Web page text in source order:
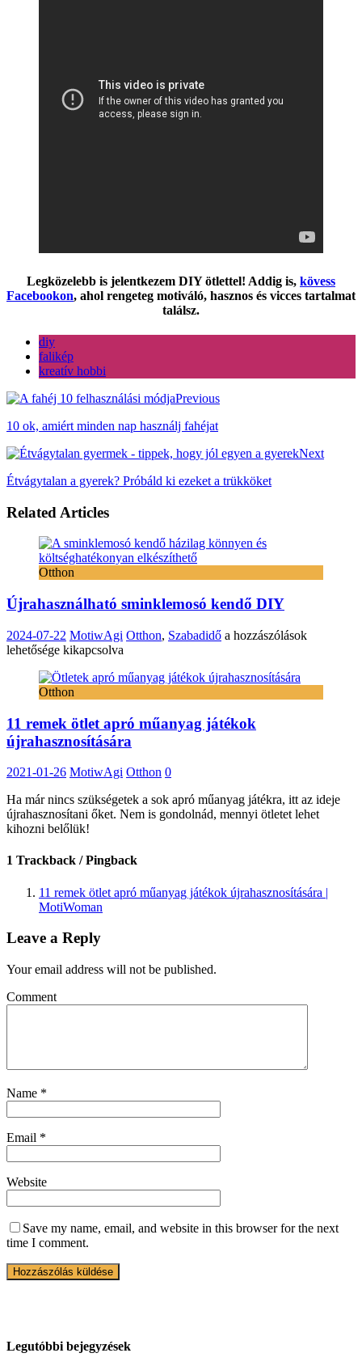
Legközelebb is jelentkezem DIY ötlettel! Addig is, kövess
Facebookon, ahol rengeteg motiváló, hasznos és vicces tartalmat
találsz.
diy
falikép
kreatív hobbi
Previous
10 ok, amiért minden nap használj fahéjat
Next
Étvágytalan a gyerek? Próbáld ki ezeket a trükköket
Related Articles
Otthon
Újrahasználható sminklemosó kendő DIY
2024-07-22 MotiwAgi Otthon, Szabadidő Újrahasználható
DIY
a hozzászólások
lehetősége kikapcsolva
Otthon
11 remek ötlet apró műanyag játékok
újrahasznosítására
2021-01-26 MotiwAgi Otthon 0
Ha már nincs szükségetek a sok apró műanyag játékra, itt az ideje
újrahasznosítani őket. Nem is gondolnád, mennyi ötletet lehet
kihozni belőlük!
1 Trackback / Pingback
11 remek ötlet apró műanyag játékok újrahasznosítására |
MotiWoman
Leave a Reply
Your email address will not be published.
Comment
Name *
Email *
Website
Save my name, email, and website in this browser for the next
time I comment.
Legutóbbi bejegyzések